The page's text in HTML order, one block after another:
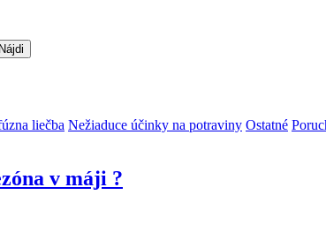
liečba Nežiaduce účinky na potraviny Ostatné
v máji ?